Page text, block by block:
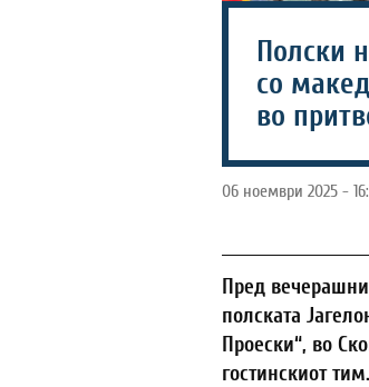
Полски
со
во
06 ноември 2025 -
Пред
полската
Проески“, во
гостинскиот тим.